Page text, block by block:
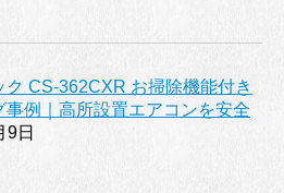
ク CS-362CXR お掃除機能付き
例｜高所設置エアコンを安全
9日